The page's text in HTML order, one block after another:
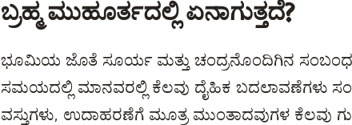
ಬ್ರಹ್ಮ ಮುಹೂರ್ತದಲ್ಲಿ ಏನಾಗುತ್ತದೆ?
ಭೂಮಿಯ ಜೊತೆ ಸೂರ್ಯ ಮತ್ತು ಚಂದ್ರನೊಂದಿಗಿನ
ಸಮಯದಲ್ಲಿ ಮಾನವರಲ್ಲಿ ಕೆಲವು ದೈಹಿಕ ಬದಲಾವಣೆಗಳು
ವಸ್ತುಗಳು, ಉದಾಹರಣೆಗೆ ಮೂತ್ರ ಮುಂತಾದವುಗಳ ಕೆಲವು